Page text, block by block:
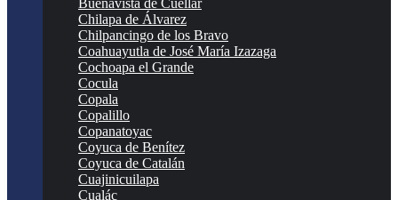
Buenavista de Cuéllar
Chilapa de Álvarez
Chilpancingo de los Bravo
Coahuayutla de José María Izazaga
Cochoapa el Grande
Cocula
Copala
Copalillo
Copanatoyac
Coyuca de Benítez
Coyuca de Catalán
Cuajinicuilapa
Cualác